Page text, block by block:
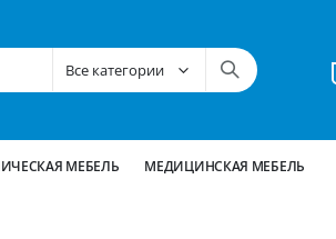
МЕБЕЛЬ МЕДИЦИНСКАЯ МЕБЕЛЬ